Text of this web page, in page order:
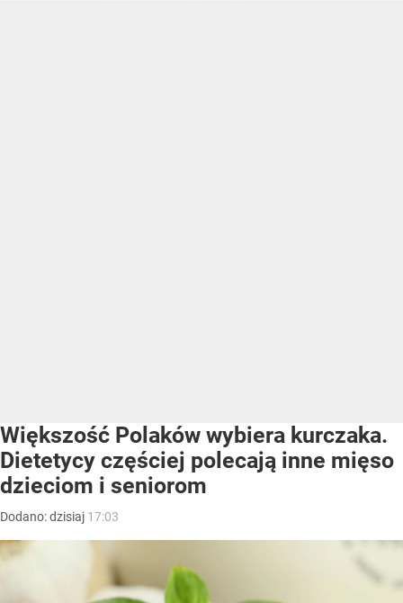
Większość Polaków wybiera kurczaka.
Dietetycy częściej polecają inne mięso
dzieciom i seniorom
Dodano:dzisiaj 17:03